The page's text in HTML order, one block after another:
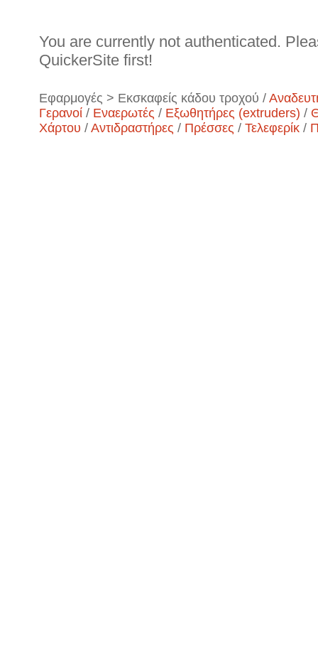
You are currently not authenticated.
QuickerSite first!
Εφαρμογές > Εκσκαφείς κάδου τροχού /
Γερανοί / Εναερωτές / Εξωθητήρες (extruders) /
Χάρτου / Αντιδραστήρες / Πρέσσες / Τελεφερίκ /